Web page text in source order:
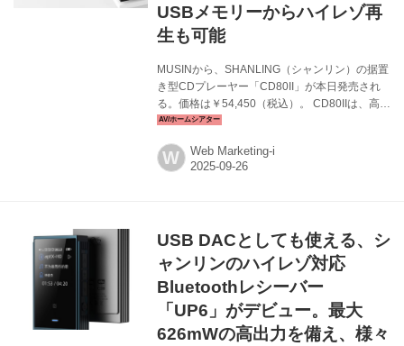
USBメモリーからハイレゾ再
生も可能
MUSINから、SHANLING（シャンリン）の据置
き型CDプレーヤー「CD80II」が本日発売され
る。価格は￥54,450（税込）。 CD80IIは、高品
質なCDを手軽に長時間楽しめるよう設計された
耐久性を追求したトレイ式CDドライブを搭載。
さらにシーラス・ロジック社のフラッグシップ
子は3.5mm/4.4mmヘッドフォン端子、アナログ
RCA、同軸デジタルを備えている。これら入出
力の切り替えは、フロント...
W Web Marketing-i
USB DACとしても使える、シ
ャンリンのハイレゾ対応
Bluetoothレシーバー
「UP6」がデビュー。最大
626mWの高出力を備え、様々